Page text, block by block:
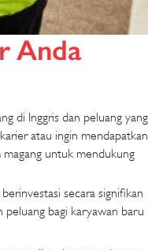
Anda
di Inggris dan peluang yang
atau ingin mendapatkan
untuk mendukung
secara signifikan
peluang bagi karyawan baru